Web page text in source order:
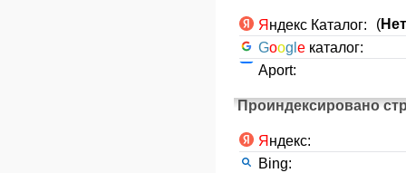
Я ндекс Каталог: (Нет
Googl e каталог:
Aport:
Проиндексировано
Я ндекс:
Bing: